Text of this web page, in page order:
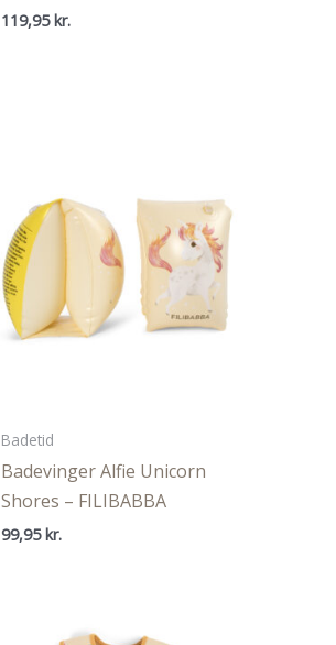
119,95kr.
Badetid
Badevinger Alfie Unicorn
Shores – FILIBABBA
99,95kr.